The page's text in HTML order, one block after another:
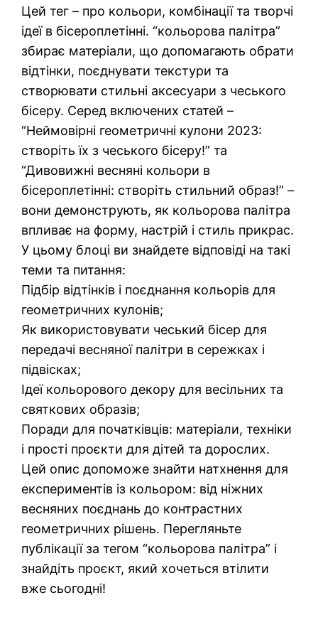
Цей тег – про кольори, комбінації та творчі
ідеї в бісероплетінні. “кольорова палітра”
збирає матеріали, що допомагають обрати
відтінки, поєднувати текстури та
створювати стильні аксесуари з чеського
бісеру. Серед включених статей –
“Неймовірні геометричні кулони 2023:
створіть їх з чеського бісеру!” та
“Дивовижні весняні кольори в
бісероплетінні: створіть стильний образ!” –
вони демонструють, як кольорова палітра
впливає на форму, настрій і стиль прикрас.
У цьому блоці ви знайдете відповіді на такі
теми та питання:
Підбір відтінків і поєднання кольорів для
геометричних кулонів;
Як використовувати чеський бісер для
передачі весняної палітри в сережках і
підвісках;
Ідеї кольорового декору для весільних та
святкових образів;
Поради для початківців: матеріали, техніки
і прості проєкти для дітей та дорослих.
Цей опис допоможе знайти натхнення для
експериментів із кольором: від ніжних
весняних поєднань до контрастних
геометричних рішень. Перегляньте
публікації за тегом “кольорова палітра” і
знайдіть проєкт, який хочеться втілити
вже сьогодні!